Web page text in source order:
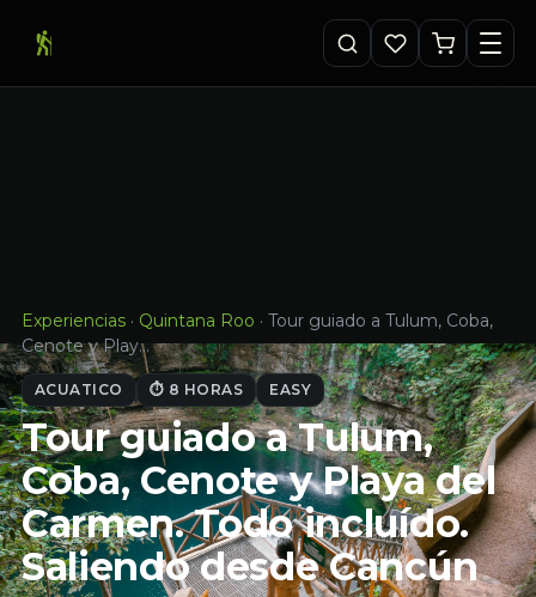
Experiencias · Quintana Roo · Tour guiado a Tulum, Coba,
Cenote y Play…
ACUATICO ⏱ 8 HORAS EASY
Tour guiado a Tulum,
Coba, Cenote y Playa del
Carmen. Todo incluído.
Saliendo desde Cancún